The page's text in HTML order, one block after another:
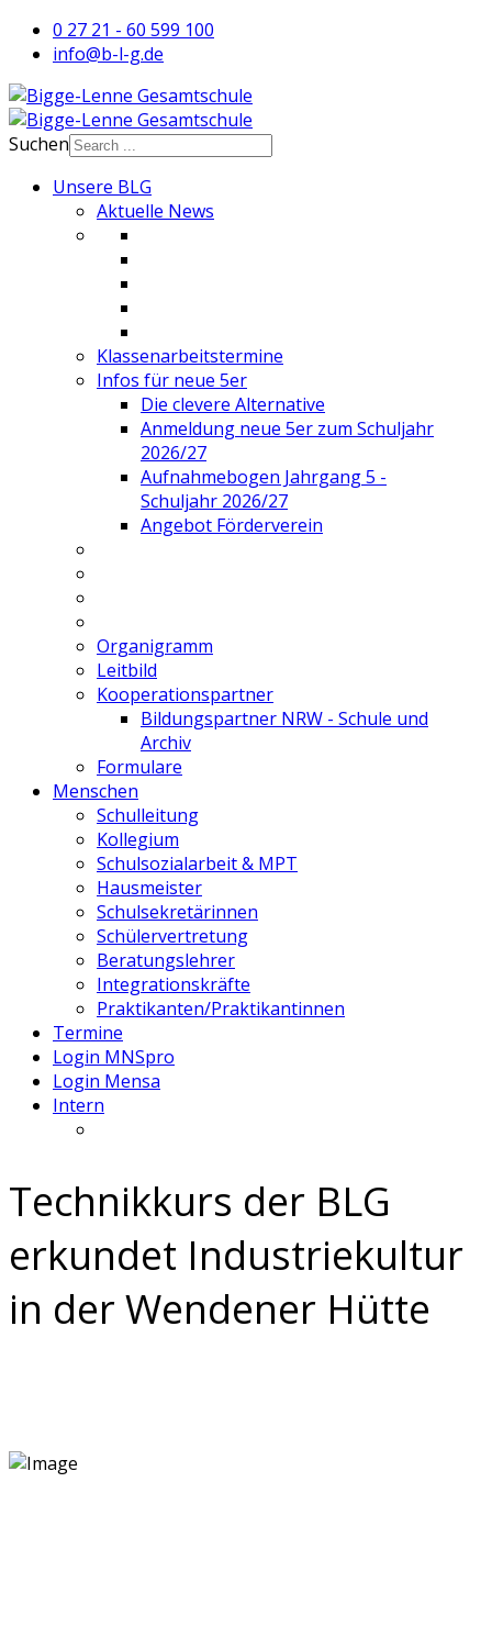
0 27 21 - 60 599 100
info@b-l-g.de
Suchen
Unsere BLG
Aktuelle News
Klassenarbeitstermine
Infos für neue 5er
Die clevere Alternative
Anmeldung neue 5er zum Schuljahr
2026/27
Aufnahmebogen Jahrgang 5 -
Schuljahr 2026/27
Angebot Förderverein
Organigramm
Leitbild
Kooperationspartner
Bildungspartner NRW - Schule und
Archiv
Formulare
Menschen
Schulleitung
Kollegium
Schulsozialarbeit & MPT
Hausmeister
Schulsekretärinnen
Schülervertretung
Beratungslehrer
Integrationskräfte
Praktikanten/Praktikantinnen
Termine
Login MNSpro
Login Mensa
Intern
Technikkurs der BLG
erkundet Industriekultur
in der Wendener Hütte